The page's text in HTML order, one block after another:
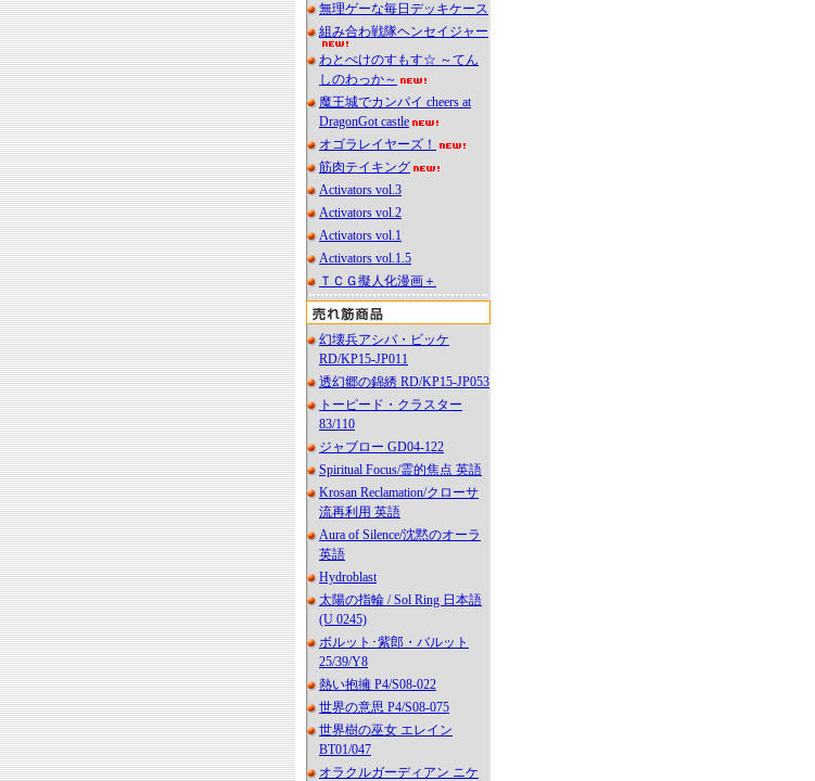
無理ゲーな毎日デッキケース
組み合わ戦隊ヘンセイジャー
わとぺけのすもす☆ ～てん
しのわっか～
魔王城でカンパイ cheers at
DragonGot castle
オゴラレイヤーズ！
筋肉テイキング
Activators vol.3
Activators vol.2
Activators vol.1
Activators vol.1.5
ＴＣＧ擬人化漫画＋
幻壊兵アシバ・ビッケ
RD/KP15-JP011
透幻郷の錦綉 RD/KP15-JP053
トーピード・クラスター
83/110
ジャブロー GD04-122
Spiritual Focus/霊的焦点 英語
Krosan Reclamation/クローサ
流再利用 英語
Aura of Silence/沈黙のオーラ
英語
Hydroblast
太陽の指輪 / Sol Ring 日本語
(U 0245)
ボルット･紫郎・バルット
25/39/Y8
熱い抱擁 P4/S08-022
世界の意思 P4/S08-075
世界樹の巫女 エレイン
BT01/047
オラクルガーディアン ニケ